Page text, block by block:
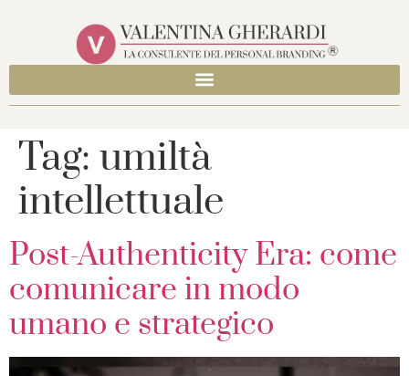
Tag: umiltà
intellettuale
Post-Authenticity Era: come
comunicare in modo
umano e strategico